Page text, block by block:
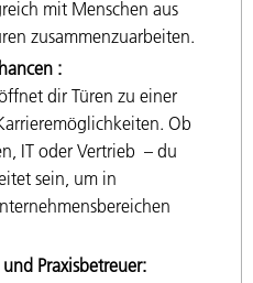
mit Menschen aus
zusammenzuarbeiten.
:
dir Türen zu einer
Ob
IT oder Vertrieb – du
sein, um in
Praxisbetreuer: